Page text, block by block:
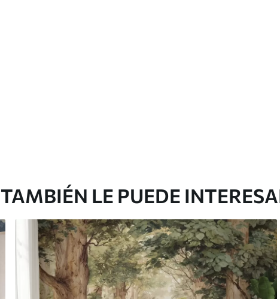
TAMBIÉN LE PUEDE